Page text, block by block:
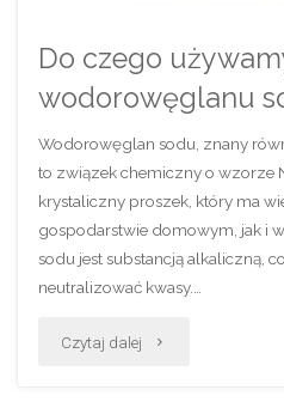
Do czego
wodorowęglanu
Wodorowęglan sodu, znany
to związek chemiczny o wzorze
krystaliczny proszek, który ma
gospodarstwie domowym, jak i
sodu jest substancją alkaliczną,
neutralizować kwasy.…
Czytaj dalej "Do